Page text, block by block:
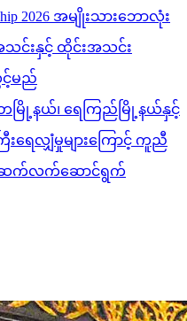
2026 အမျိုးသားဘောလုံး
သင်းနှင့် ထိုင်းအသင်း
မည်
မြို့နယ်၊ ရေကြည်မြို့နယ်နှင့်
ရေလျှံမှုများကြောင့် ကူညီ
ဆက်လက်ဆောင်ရွက်